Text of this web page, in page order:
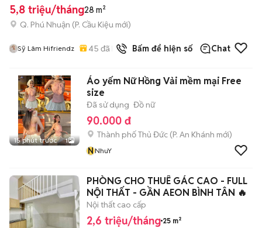
5,8 triệu/tháng28 m²
Q. Phú Nhuận (P. Cầu Kiệu mới)
Sỹ Lâm Hifriendz 45 đã bán Bấm để hiện số Chat
15 phút trước 1
Áo yếm Nữ Hồng Vải mềm mại Free
size
Đã sử dụng Đồ nữ
90.000 đ
Thành phố Thủ Đức (P. An Khánh mới)
NNhuY
PHÒNG CHO THUÊ GÁC CAO - FULL
NỘI THẤT - GẦN AEON BÌNH TÂN 🔥
Nội thất cao cấp
2,6 triệu/tháng 25 m²